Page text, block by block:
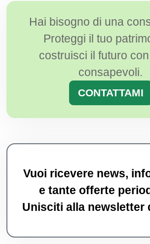
Hai bisogno di una
Proteggi il tuo
costruisci il futuro
consapevoli.
CONTATTAMI
Vuoi ricevere news,
e tante offerte
Unisciti alla newsletter